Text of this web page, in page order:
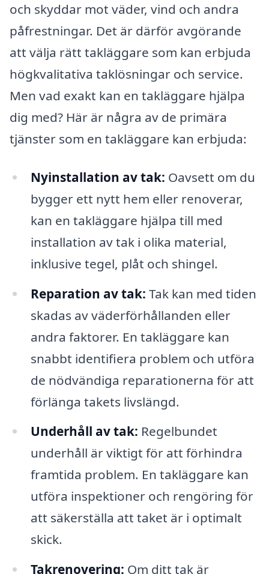
och skyddar mot väder, vind och andra
påfrestningar. Det är därför avgörande
att välja rätt takläggare som kan erbjuda
högkvalitativa taklösningar och service.
Men vad exakt kan en takläggare hjälpa
dig med? Här är några av de primära
tjänster som en takläggare kan erbjuda:
Nyinstallation av tak: Oavsett om du
bygger ett nytt hem eller renoverar,
kan en takläggare hjälpa till med
installation av tak i olika material,
inklusive tegel, plåt och shingel.
Reparation av tak: Tak kan med tiden
skadas av väderförhållanden eller
andra faktorer. En takläggare kan
snabbt identifiera problem och utföra
de nödvändiga reparationerna för att
förlänga takets livslängd.
Underhåll av tak: Regelbundet
underhåll är viktigt för att förhindra
framtida problem. En takläggare kan
utföra inspektioner och rengöring för
att säkerställa att taket är i optimalt
skick.
Takrenovering: Om ditt tak är